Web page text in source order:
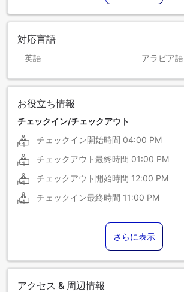
対応言語
英語 アラビア語
お役立ち情報
チェックイン/チェックアウト
チェックイン開始時間 04:00 PM
チェックアウト最終時間 01:00 PM
チェックアウト開始時間 12:00 PM
チェックイン最終時間 11:00 PM
さらに表示
アクセス & 周辺情報